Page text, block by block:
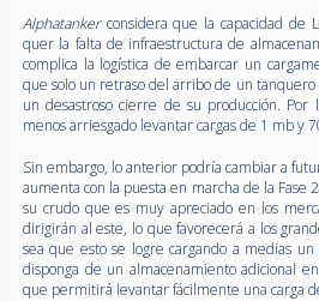
Alphatanker considera que la capacidad de
quer la falta de infraestructura de
complica la logística de embarcar un
que solo un retraso del arribo de un
un desastroso cierre de su producción.
menos arriesgado levantar cargas de 1 mb y
Sin embargo, lo anterior podría cambiar a
aumenta con la puesta en marcha de la Fase
su crudo que es muy apreciado en los
dirigirán al este, lo que favorecerá a los
sea que esto se logre cargando a medias un
disponga de un almacenamiento adicional
que permitirá levantar fácilmente una carga